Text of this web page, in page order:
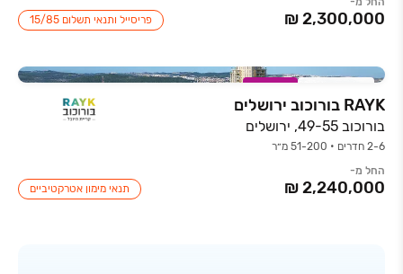
פריסייל ותנאי תשלום ‏15/85
במבצע
RAYK בורוכוב ירושלים
בורוכוב 49-55, ירושלים
2-6 חדרים • 51-200 מ״ר
החל מ-
תנאי מימון אטרקטיביים